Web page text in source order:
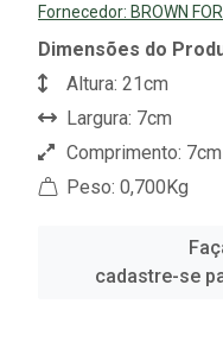
Fornecedor: BROWN
Dimensões do
Altura: 21cm
Largura: 7cm
Comprimento: 7cm
Peso: 0,700Kg
cadastre-se